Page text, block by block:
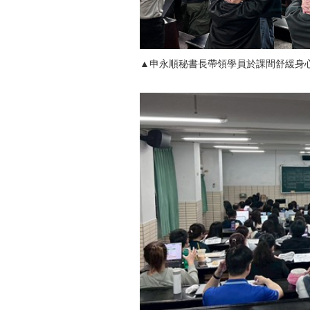
▲申永順秘書長帶領學員於課間舒緩身